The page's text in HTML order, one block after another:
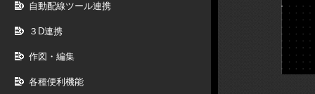
自動配線ツール連携
３D連携
作図・編集
各種便利機能